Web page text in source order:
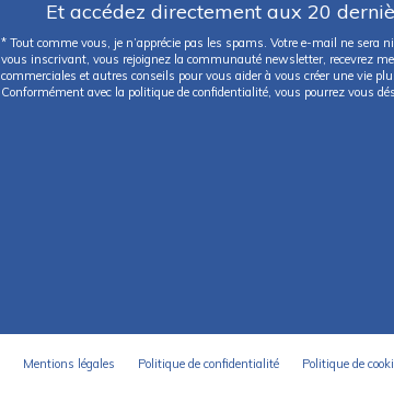
Et accédez directement aux 20
* Tout comme vous, je n’apprécie pas les spams. Votre e-mail ne sera
vous inscrivant, vous rejoignez la communauté newsletter, recevrez
commerciales et autres conseils pour vous aider à vous créer une vie
Conformément avec la politique de confidentialité, vous pourrez vous
Mentions légales Politique de confidentialité Politique de